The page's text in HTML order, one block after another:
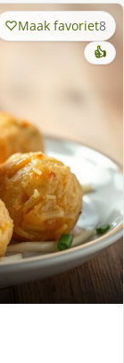
Maak favoriet8
👍